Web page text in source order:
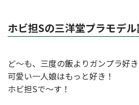
ホビ担Sの三洋堂プラモデル
ど～も、三度の飯よりガンプラ好き
可愛い一人娘はもっと好き！
ホビ担Sで～す！